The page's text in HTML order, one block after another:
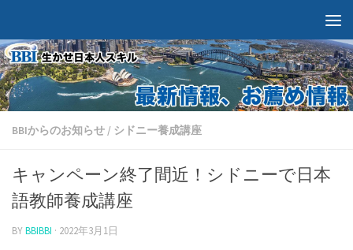
BBIからのお知らせ / シドニー養成講座
キャンペーン終了間近！シドニーで日本
語教師養成講座
BYBBIBBI · 2022年3月1日